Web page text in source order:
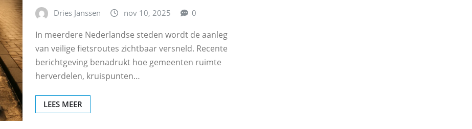
Dries Janssen nov 10, 2025 0
In meerdere Nederlandse steden wordt de aanleg
van veilige fietsroutes zichtbaar versneld. Recente
berichtgeving benadrukt hoe gemeenten ruimte
herverdelen, kruispunten…
LEES MEER